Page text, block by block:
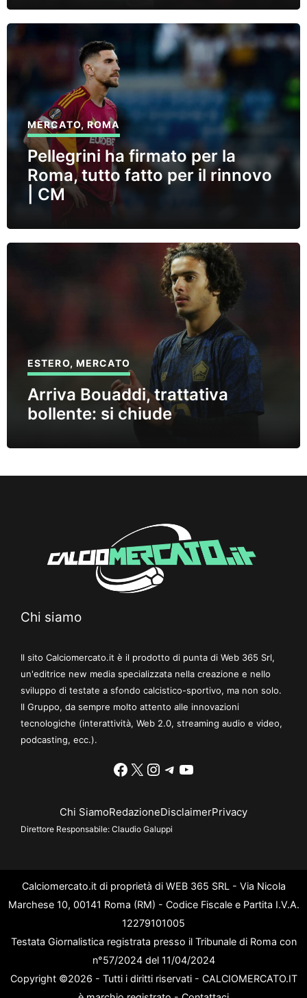
MERCATO,ROMA
Pellegrini ha firmato per la
Roma, tutto fatto per il rinnovo
| CM
ESTERO, MERCATO
Arriva Bouaddi, trattativa
bollente: si chiude
Chi siamo
Il sito Calciomercato.it è il prodotto di punta di Web 365 Srl,
un'editrice new media specializzata nella creazione e nello
sviluppo di testate a sfondo calcistico-sportivo, ma non solo.
Il Gruppo, da sempre molto attento alle innovazioni
tecnologiche (interattività, Web 2.0, streaming audio e video,
podcasting, ecc.).
Facebook
X Instagram
Telegram
YouTube
Chi SiamoRedazioneDisclaimerPrivacy
Direttore Responsabile: Claudio Galuppi
Calciomercato.it di proprietà di WEB 365 SRL - Via Nicola
Marchese 10, 00141 Roma (RM) - Codice Fiscale e Partita I.V.A.
12279101005
Testata Giornalistica registrata presso il Tribunale di Roma con
n°57/2024 del 11/04/2024
Copyright ©2026 - Tutti i diritti riservati - CALCIOMERCATO.IT